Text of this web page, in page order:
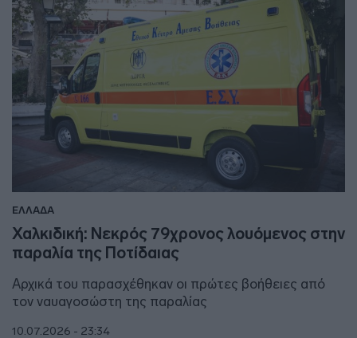
ΕΛΛΑΔΑ
Χαλκιδική: Νεκρός 79χρονος λουόμενος στην
παραλία της Ποτίδαιας
Αρχικά του παρασχέθηκαν οι πρώτες βοήθειες από
τον ναυαγοσώστη της παραλίας
10.07.2026 - 23:34